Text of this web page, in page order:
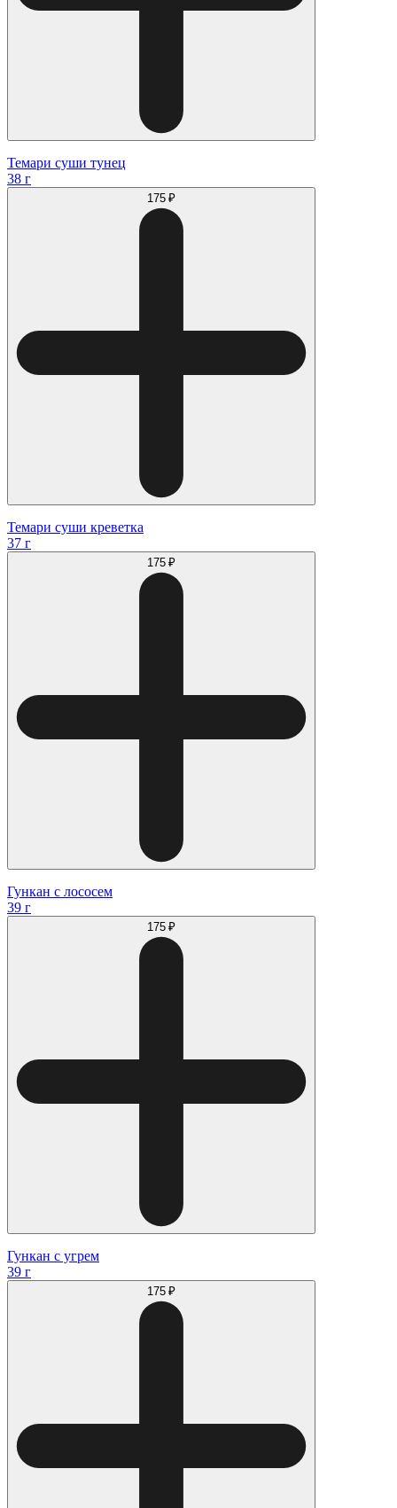
Темари суши тунец
38 г
175 ₽
Темари суши креветка
37 г
175 ₽
Гункан с лососем
39 г
175 ₽
Гункан с угрем
39 г
175 ₽